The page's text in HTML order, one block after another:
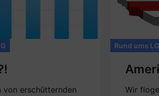
erschütternden
Rund ums
Wir